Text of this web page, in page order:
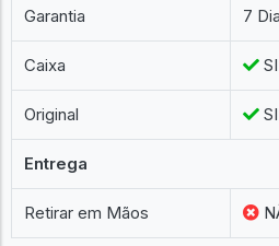
Garantia 7
Caixa
Original
Entrega
Retirar em Mãos